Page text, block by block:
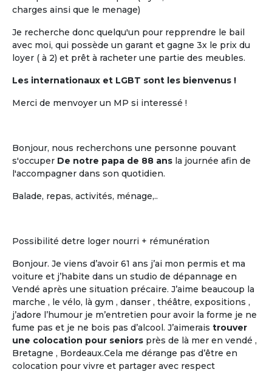
charges ainsi que le menage)
Je recherche donc quelqu'un pour repprendre le bail
avec moi, qui possède un garant et gagne 3x le prix du
loyer ( à 2) et prêt à racheter une partie des meubles.
Les internationaux et LGBT sont les bienvenus !
Merci de menvoyer un MP si interessé !
Bonjour, nous recherchons une personne pouvant
s'occuper De notre papa de 88 ans la journée afin de
l'accompagner dans son quotidien.
Balade, repas, activités, ménage,..
Possibilité detre loger nourri + rémunération
Bonjour. Je viens d’avoir 61 ans j’ai mon permis et ma
voiture et j’habite dans un studio de dépannage en
Vendé après une situation précaire. J’aime beaucoup la
marche , le vélo, là gym , danser , théâtre, expositions ,
j’adore l’humour je m’entretien pour avoir la forme je ne
fume pas et je ne bois pas d’alcool. J’aimerais trouver
une colocation pour seniors près de là mer en vendé ,
Bretagne , Bordeaux.Cela me dérange pas d’être en
colocation pour vivre et partager avec respect